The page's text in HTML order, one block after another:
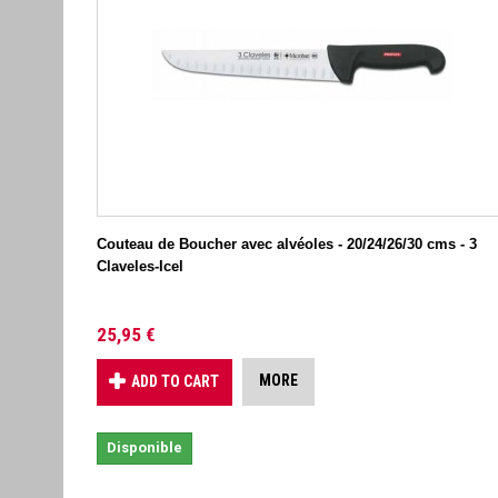
Couteau de Boucher avec alvéoles - 20/24/26/30 cms - 3
Claveles-Icel
25,95 €
ADD TO CART MORE
Disponible